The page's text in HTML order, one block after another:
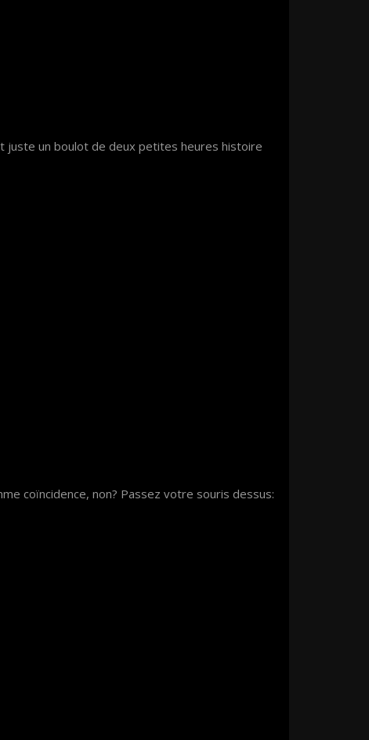
juste un boulot de deux petites heures histoire
coïncidence, non? Passez votre souris dessus: